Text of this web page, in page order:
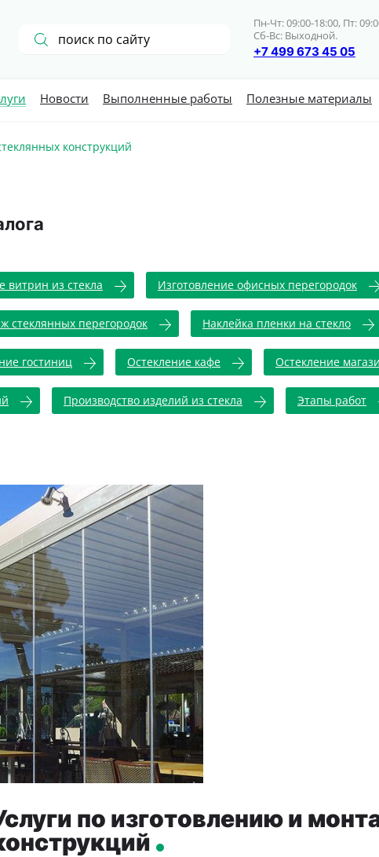
Пн-Чт: 09:00-18:00, Пт:
Сб-Вс: Выходной.
+7 499 673 45 05
Новости Выполненные работы Полезные материалы
конструкций
витрин из стекла Изготовление офисных перегородок
стеклянных перегородок Наклейка пленки на стекло
гостиниц Остекление кафе Остекление
Производство изделий из стекла Этапы работ
по изготовлению и